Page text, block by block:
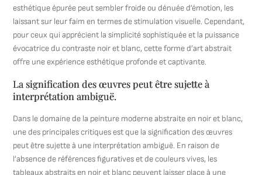
esthétique épurée peut sembler froide ou dénuée d’émotion, les
laissant sur leur faim en termes de stimulation visuelle. Cependant,
pour ceux qui apprécient la simplicité sophistiquée et la puissance
évocatrice du contraste noir et blanc, cette forme d’art abstrait
offre une expérience esthétique profonde et captivante.
La signification des œuvres peut être sujette à
interprétation ambiguë.
Dans le domaine de la peinture moderne abstraite en noir et blanc,
une des principales critiques est que la signification des œuvres
peut être sujette à une interprétation ambiguë. En raison de
l’absence de références figuratives et de couleurs vives, les
tableaux abstraits en noir et blanc peuvent laisser place à une